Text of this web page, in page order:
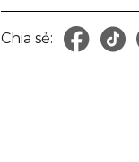
Chia sẻ: